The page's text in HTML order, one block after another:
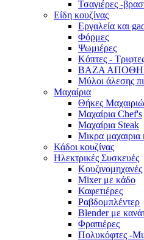
Τσαγιέρες -
Είδη κουζίνας
Εργαλεία και
Φόρμες
Ψωμιέρες
Κόπτες -
ΒΑΖΑ
Μύλοι άλεσης
Μαχαίρια
Θήκες
Μαχαίρια Chef's
Μαχαίρια Steak
Μικρα μαχαιρια
Κάδοι κουζίνας
Ηλεκτρικές Συσκευές
Κουζινομηχανές
Mixer με κάδο
Καφετιέρες
Ραβδομπλέντερ
Blender με
Φραπιέρες
Πολυκόφτες -